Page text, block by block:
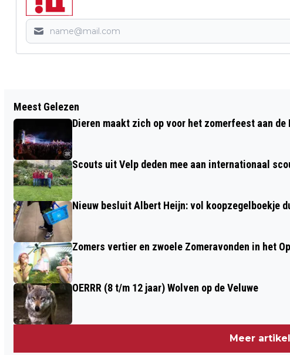
NATIONALE TUINWEEK GROEI & BLOEI
MET THEMA MOESTUINIEREN
Meest Gelezen
Dieren maakt zich op voor het zomerfeest aan de
Scouts uit Velp deden mee aan internationaal
Nieuw besluit Albert Heijn: vol koopzegelboekje
Zomers vertier en zwoele Zomeravonden in het
OERRR (8 t/m 12 jaar) Wolven op de Veluwe
Meer